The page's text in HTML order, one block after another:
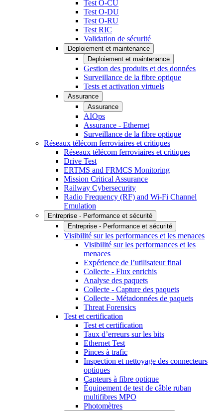
Test O-CU
Test O-DU
Test O-RU
Test RIC
Validation de sécurité
Deploiement et maintenance
Deploiement et maintenance
Gestion des produits et des données
Surveillance de la fibre optique
Tests et activation virtuels
Assurance
Assurance
AIOps
Assurance - Ethernet
Surveillance de la fibre optique
Réseaux télécom ferroviaires et critiques
Réseaux télécom ferroviaires et critiques
Drive Test
ERTMS and FRMCS Monitoring
Mission Critical Assurance
Railway Cybersecurity
Radio Frequency (RF) and Wi-Fi Channel
Emulation
Entreprise - Performance et sécurité
Entreprise - Performance et sécurité
Visibilité sur les performances et les menaces
Visibilité sur les performances et les
menaces
Expérience de l’utilisateur final
Collecte - Flux enrichis
Analyse des paquets
Collecte - Capture des paquets
Collecte - Métadonnées de paquets
Threat Forensics
Test et certification
Test et certification
Taux d’erreurs sur les bits
Ethernet Test
Pinces à trafic
Inspection et nettoyage des connecteurs
optiques
Capteurs à fibre optique
Équipement de test de câble ruban
multifibres MPO
Photomètres